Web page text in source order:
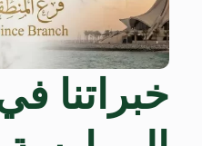
خبراتنا